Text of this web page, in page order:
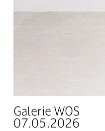
Galerie WOS
07.05.2026